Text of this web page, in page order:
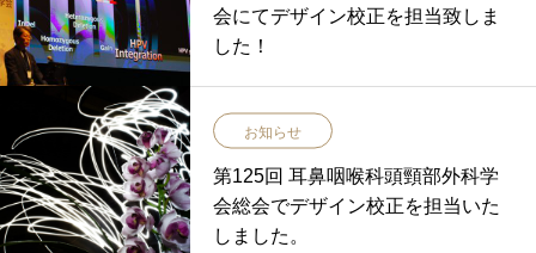
会にてデザイン校正を担当致しま
した！
お知らせ
第125回 耳鼻咽喉科頭頸部外科学
会総会でデザイン校正を担当いた
しました。